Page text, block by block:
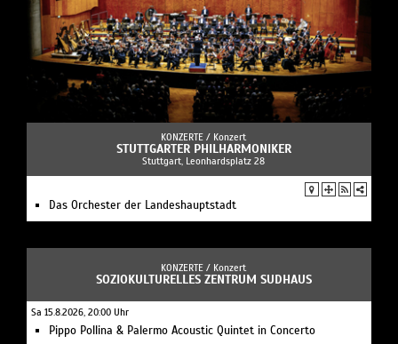
KONZERTE / Konzert
STUTTGARTER PHILHARMONIKER
Stuttgart, Leonhardsplatz 28
Das Orchester der Landeshauptstadt
KONZERTE / Konzert
SOZIOKULTURELLES ZENTRUM SUDHAUS
Sa 15.8.2026, 20:00 Uhr
Pippo Pollina & Palermo Acoustic Quintet in Concerto